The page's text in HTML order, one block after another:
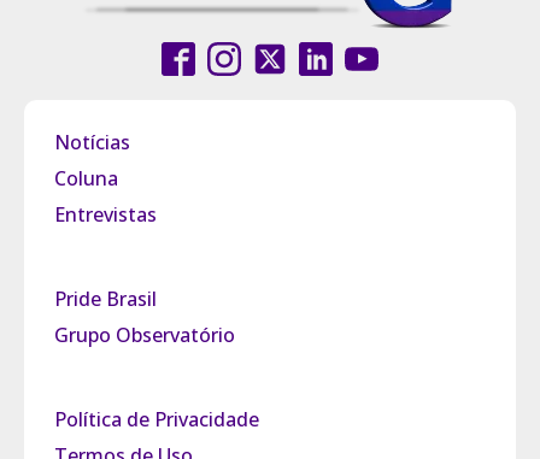
Notícias
Coluna
Entrevistas
Pride Brasil
Grupo Observatório
Política de Privacidade